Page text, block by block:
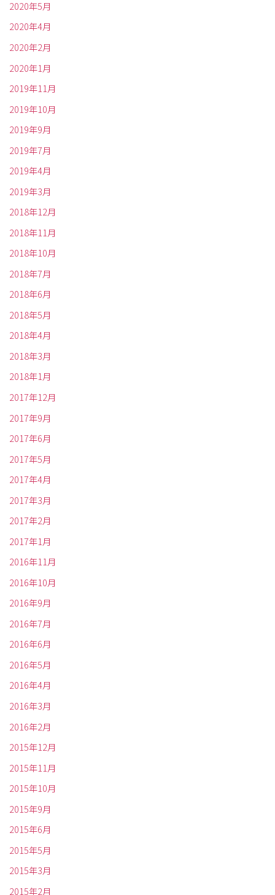
2020年5月
2020年4月
2020年2月
2020年1月
2019年11月
2019年10月
2019年9月
2019年7月
2019年4月
2019年3月
2018年12月
2018年11月
2018年10月
2018年7月
2018年6月
2018年5月
2018年4月
2018年3月
2018年1月
2017年12月
2017年9月
2017年6月
2017年5月
2017年4月
2017年3月
2017年2月
2017年1月
2016年11月
2016年10月
2016年9月
2016年7月
2016年6月
2016年5月
2016年4月
2016年3月
2016年2月
2015年12月
2015年11月
2015年10月
2015年9月
2015年6月
2015年5月
2015年3月
2015年2月